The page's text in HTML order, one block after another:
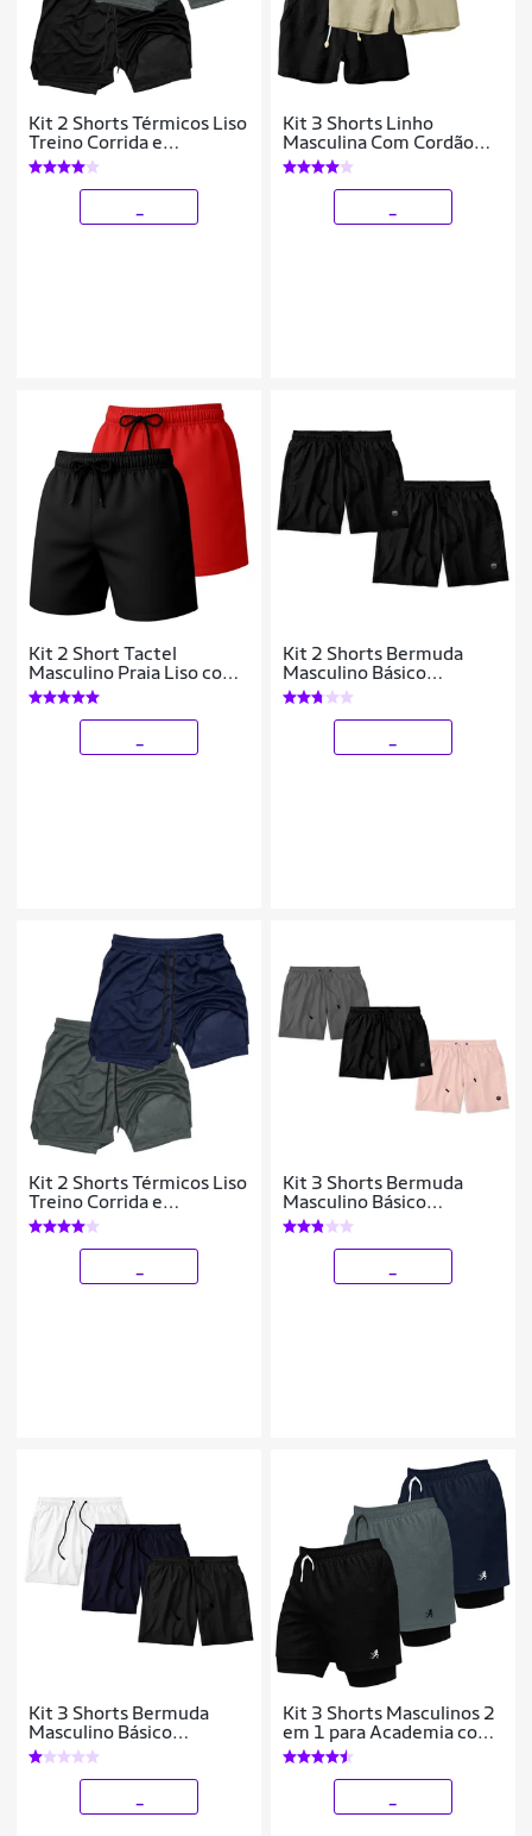
Kit 2 Shorts Térmicos Liso
Treino Corrida e
Academia
Kit 3 Shorts Linho
Masculina Com Cordão
Bermuda Casual Verão
Kit 2 Short Tactel
Masculino Praia Liso com
Bolsos Cós Elástico
Ajustável
Kit 2 Shorts Bermuda
Masculino Básico
Mauricinho Tactel
Kit 2 Shorts Térmicos Liso
Treino Corrida e
Academia
Kit 3 Shorts Bermuda
Masculino Básico
Mauricinho Tactel
Kit 3 Shorts Bermuda
Masculino Básico
Mauricinho Tactel
Kit 3 Shorts Masculinos 2
em 1 para Academia com
Estampa Esportiva
Corrida